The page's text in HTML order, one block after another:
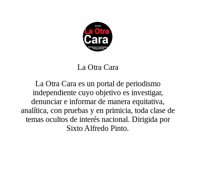
La Otra Cara
La Otra Cara es un portal de periodismo
independiente cuyo objetivo es investigar,
denunciar e informar de manera equitativa,
analítica, con pruebas y en primicia, toda clase de
temas ocultos de interés nacional. Dirigida por
Sixto Alfredo Pinto.